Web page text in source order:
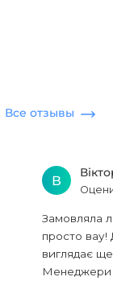
Все отзывы
В
Замовляла
просто вау!
виглядає
Менеджери